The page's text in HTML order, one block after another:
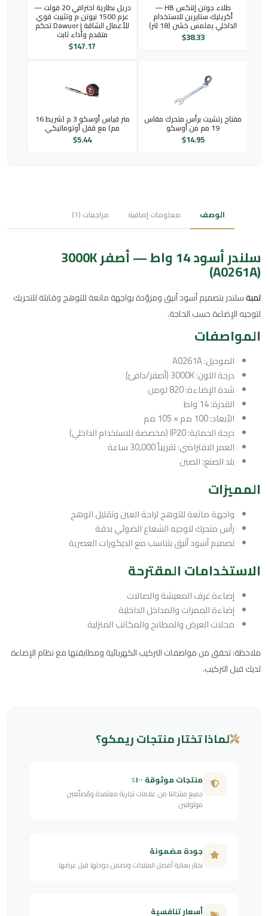
طلاء جوتن إنتكس HB —
أكريليك ستايرين للاستخدام
الداخلي بملمس خشن (18 لتر)
$38.33
دريل بطارية احترافي 20 فولت —
عزم 1500 نيوتن·م وتثبيت قوي
للأعمال الشاقة | Dawuor تحكم
متقدم وأداء ثابت
$147.17
مفتاح رتشيت برأس متحرك مقاس
19 مم من أوسكو
$14.95
متر قياس أوسكو 3 م (شريط 16
مم) مع قفل أوتوماتيكي
$5.44
الوصف معلومات إضافية مراجعات (1)
سلندر أسود 14 واط — أصفر 3000K
(A0261A)
لمبةسلندر بتصميم أسود أنيق ومزوّدة بواجهة مانعة للتوهج وقابلة للتحريك
لتوجيه الإضاءة حسب الحاجة.
المواصفات
الموديل: A0261A
درجة اللون: 3000K (أصفر/دافئ)
شدة الإضاءة: 820 لومن
القدرة: 14 واط
الأبعاد: 100 مم × 105 مم
درجة الحماية: IP20 (مخصصة للاستخدام الداخلي)
العمر الافتراضي: تقريباً 30,000 ساعة
بلد الصنع: الصين
المميزات
واجهة مانعة للتوهج لراحة العين وتقليل الوهج
رأس متحرك لتوجيه الشعاع الضوئي بدقة
تصميم أسود أنيق يتناسب مع الديكورات العصرية
الاستخدامات المقترحة
إضاءة غرف المعيشة والصالات
إضاءة الممرات والمداخل الداخلية
محلات العرض والمطابخ والمكاتب المنزلية
ملاحظة: تحقق من مواصفات التركيب الكهربائية ومطابقتها مع نظام الإضاءة
لديك قبل التركيب.
لماذا تختار منتجات ريمكو؟
منتجات موثوقة ١٠٠٪
جميع منتجاتنا من علامات تجارية معتمدة ومُصنّعين
موثوقين.
جودة مضمونة
نختار بعناية أفضل المنتجات ونضمن جودتها قبل عرضها.
أسعار تنافسية